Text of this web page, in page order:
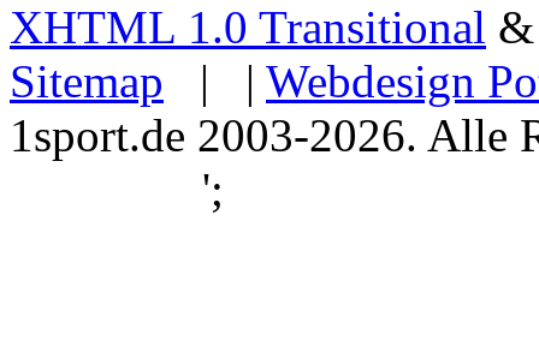
XHTML 1.0 Transitional
Sitemap | | Webdesign
1sport.de 2003-2026. Alle
';